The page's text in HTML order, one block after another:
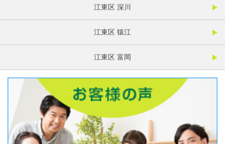
江東区 深川
江東区 猿江
江東区 富岡